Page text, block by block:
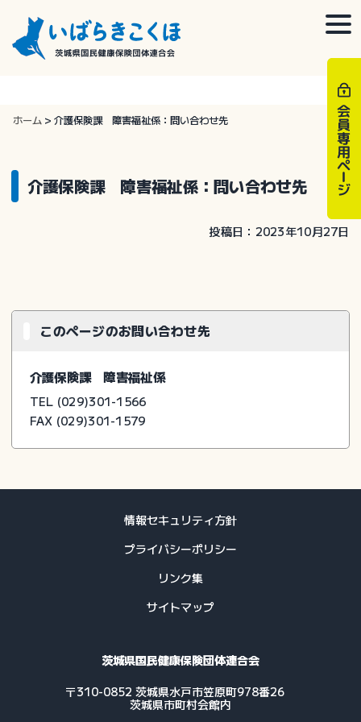
content
ホーム > 介護保険課 障害福祉係：問い合わせ先
介護保険課 障害福祉係：問い合わせ先
投稿日：2023年10月27日
このページのお問い合わせ先
介護保険課 障害福祉係
TEL (029)301-1566
FAX (029)301-1579
情報セキュリティ方針
プライバシーポリシー
リンク集
サイトマップ
茨城県国民健康保険団体連合会
〒310-0852 茨城県水戸市笠原町978番26
茨城県市町村会館内